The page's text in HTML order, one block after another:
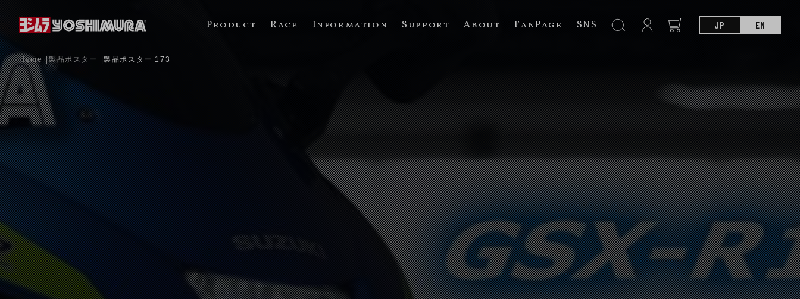
Product Race Information Support About FanPage SNS JP EN
Home 製品ポスター 製品ポスター 173